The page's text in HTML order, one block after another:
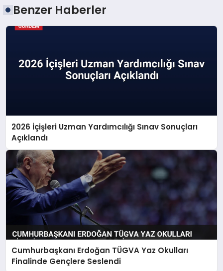
Benzer Haberler
2026 İçişleri Uzman Yardımcılığı Sınav Sonuçları
Açıklandı
Cumhurbaşkanı Erdoğan TÜGVA Yaz Okulları
Finalinde Gençlere Seslendi